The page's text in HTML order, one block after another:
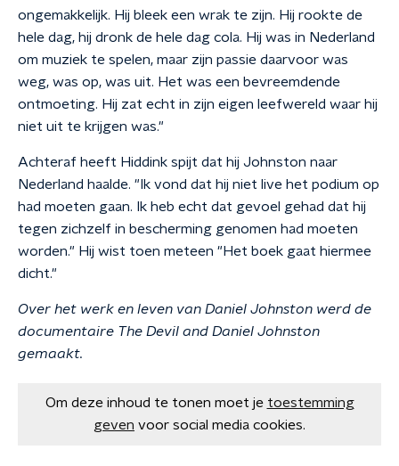
ongemakkelijk. Hij bleek een wrak te zijn. Hij rookte de
hele dag, hij dronk de hele dag cola. Hij was in Nederland
om muziek te spelen, maar zijn passie daarvoor was
weg, was op, was uit. Het was een bevreemdende
ontmoeting. Hij zat echt in zijn eigen leefwereld waar hij
niet uit te krijgen was."
Achteraf heeft Hiddink spijt dat hij Johnston naar
Nederland haalde. "Ik vond dat hij niet live het podium op
had moeten gaan. Ik heb echt dat gevoel gehad dat hij
tegen zichzelf in bescherming genomen had moeten
worden." Hij wist toen meteen "Het boek gaat hiermee
dicht."
Over het werk en leven van Daniel Johnston werd de
documentaire The Devil and Daniel Johnston
gemaakt.
Om deze inhoud te tonen moet je toestemming
geven voor social media cookies.